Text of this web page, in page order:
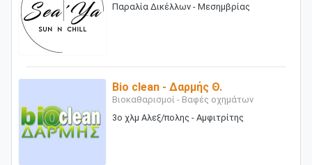
Παραλία Δικέλλων - Μεσημβρίας
Bio clean - Δαρμής Θ.
Βιοκαθαρισμοί - Βαφές οχημάτων
3ο χλμ Αλεξ/πολης - Αμφιτρίτης